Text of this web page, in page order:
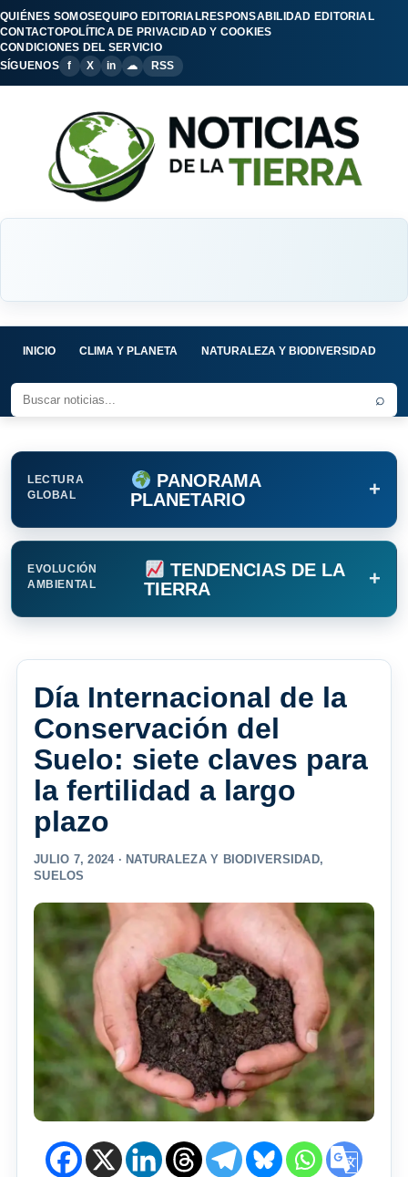
QUIÉNES SOMOSEQUIPO EDITORIALRESPONSABILIDAD EDITORIAL
CONTACTOPOLÍTICA DE PRIVACIDAD Y COOKIES
CONDICIONES DEL SERVICIO
SÍGUENOS
f X in ☁ RSS
INICIO CLIMA Y PLANETA NATURALEZA Y BIODIVERSIDAD
⌕
LECTURA
GLOBAL
PANORAMA
PLANETARIO
+
EVOLUCIÓN
AMBIENTAL
TENDENCIAS DE LA
TIERRA
+
Día Internacional de la
Conservación del
Suelo: siete claves para
la fertilidad a largo
plazo
JULIO 7, 2024 · NATURALEZA Y BIODIVERSIDAD,
SUELOS